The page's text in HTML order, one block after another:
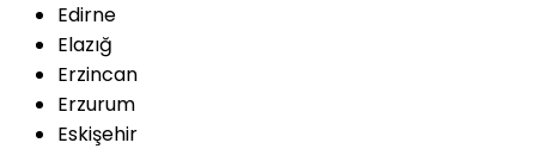
Edirne
Elazığ
Erzincan
Erzurum
Eskişehir